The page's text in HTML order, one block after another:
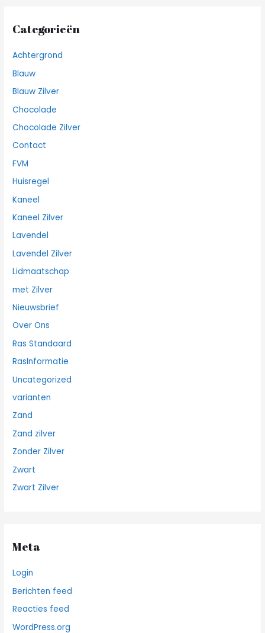
Categorieën
Achtergrond
Blauw
Blauw Zilver
Chocolade
Chocolade Zilver
Contact
FVM
Huisregel
Kaneel
Kaneel Zilver
Lavendel
Lavendel Zilver
Lidmaatschap
met Zilver
Nieuwsbrief
Over Ons
Ras Standaard
RasInformatie
Uncategorized
varianten
Zand
Zand zilver
Zonder Zilver
Zwart
Zwart Zilver
Meta
Login
Berichten feed
Reacties feed
WordPress.org